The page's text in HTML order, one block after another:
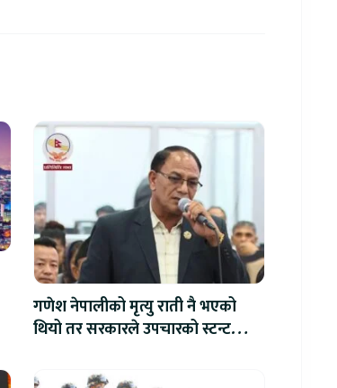
गणेश नेपालीको मृत्यु राती नै भएको
थियो तर सरकारले उपचारको स्टन्ट